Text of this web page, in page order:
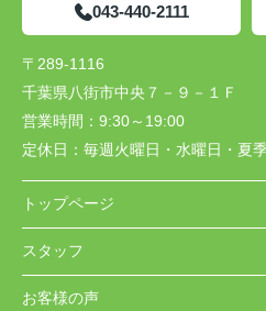
043-440-2111
〒289-1116
千葉県八街市中央７－９－１Ｆ
営業時間： 9:30～19:00
定休日： 毎週火曜日・水曜日・夏
トップページ
スタッフ
お客様の声